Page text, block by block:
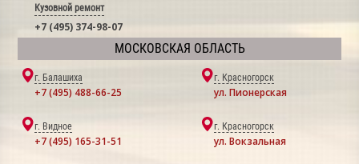
Кузовной ремонт
+7 (495) 374-98-07
МОСКОВСКАЯ ОБЛАСТЬ
г. Балашиха
+7 (495) 488-66-25
г. Красногорск
ул. Пионерская
г. Видное
+7 (495) 165-31-51
г. Красногорск
ул. Вокзальная